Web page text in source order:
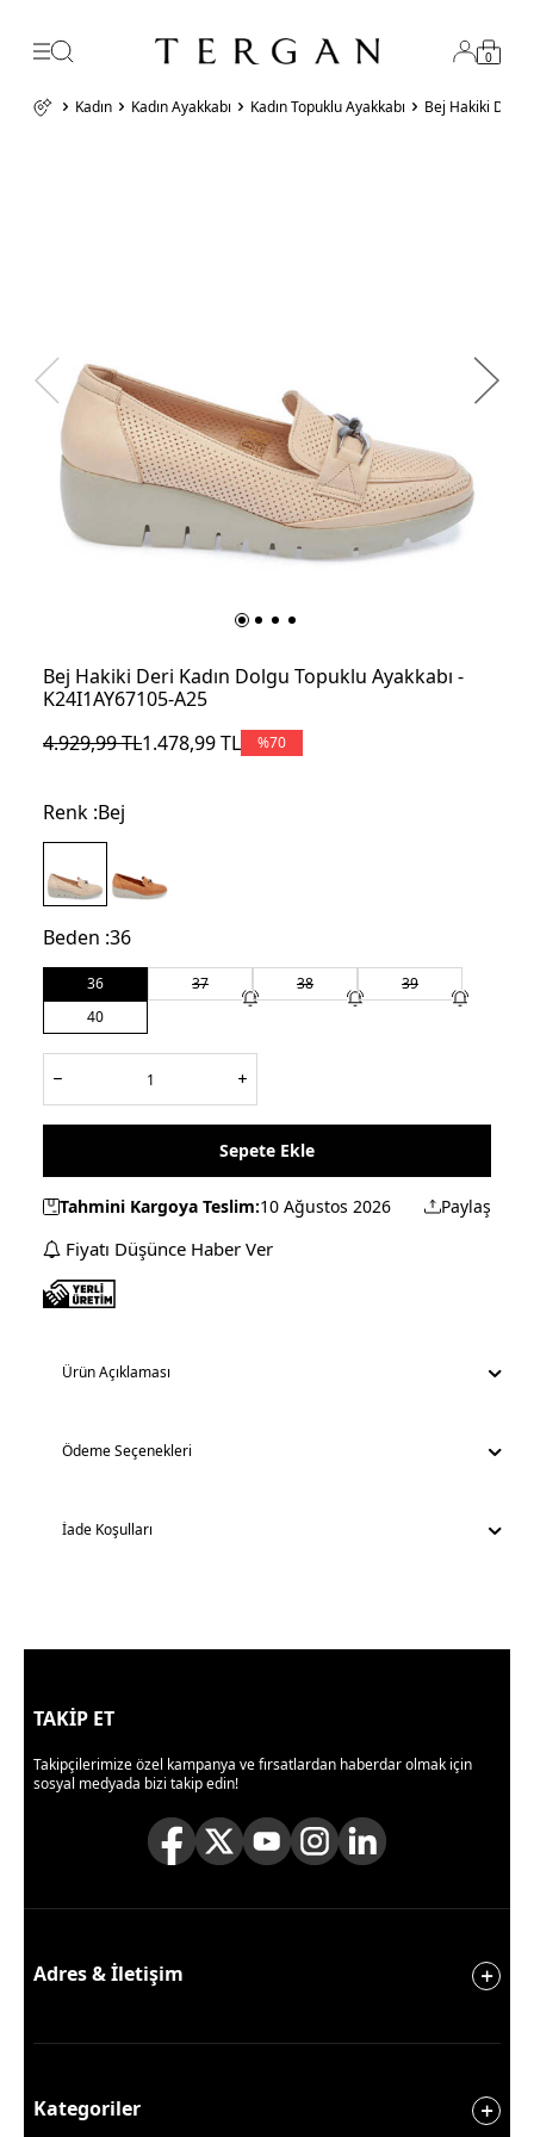
0
Kadın Kadın Ayakkabı Kadın Topuklu Ayakkabı Bej Hakiki Deri
Bej Hakiki Deri Kadın Dolgu Topuklu Ayakkabı -
K24I1AY67105-A25
4.929,99TL1.478,99TL %70
Renk :Bej
Beden :36
36 37 38
39
40
Sepete Ekle
Tahmini Kargoya Teslim:10 Ağustos 2026 Paylaş
Fiyatı Düşünce Haber Ver
Ürün Açıklaması
Ödeme Seçenekleri
İade Koşulları
TAKİP ET
Takipçilerimize özel kampanya ve fırsatlardan haberdar olmak için
sosyal medyada bizi takip edin!
Adres & İletişim
Kategoriler